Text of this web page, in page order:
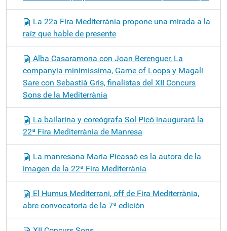
La 22a Fira Mediterrània propone una mirada a la
raíz que hable de presente
Alba Casaramona con Joan Berenguer, La
companyia minimíssima, Game of Loops y Magalí
Sare con Sebastià Gris, finalistas del XII Concurs
Sons de la Mediterrània
La bailarina y coreógrafa Sol Picó inaugurará la
22ª Fira Mediterrània de Manresa
La manresana Maria Picassó es la autora de la
imagen de la 22ª Fira Mediterrània
El Humus Mediterrani, off de Fira Mediterrània,
abre convocatoria de la 7ª edición